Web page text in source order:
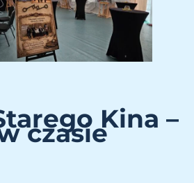
Kina –
czasie